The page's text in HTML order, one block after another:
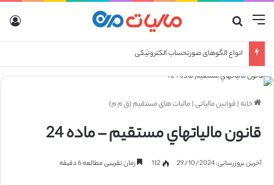
منو
انواع صورتحساب الکترونیکی
خانه|قوانین مالیاتی|مالیات های مستقیم (ق م م)
قانون مالياتهاي مستقيم – ماده 24
آخرین بروزرسانی: 29/10/2024 112 زمان تقریبی مطالعه 6 دقیقه